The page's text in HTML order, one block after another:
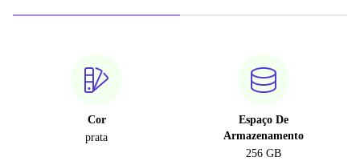
Cor
prata
Espaço De
Armazenamento
256 GB